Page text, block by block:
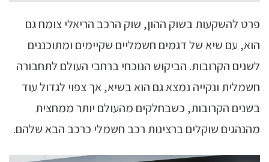
פרט להשקעות בשוק ההון, שוק הרכב הריאלי צומח גם
הוא, עם שיא של דגמים חשמליים שקיימים ומתוכננים
לשנים הקרובות. הביקוש הנוכחי ברחבי העולם לתחבורה
חשמלית ונקייה נמצא גם הוא בשיא, אך צפוי לגדול עוד
בשנים הקרובות, כשבחלקים מהעולם יותר ממחצית
מהנהגים שוקלים ברצינות רכב חשמלי כרכב הבא שלהם.